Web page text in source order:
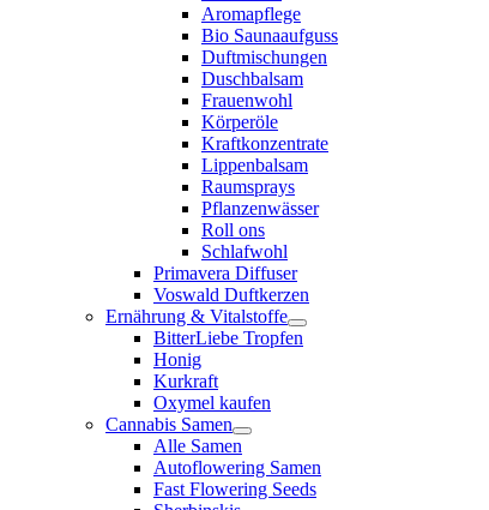
Aromapflege
Bio Saunaaufguss
Duftmischungen
Duschbalsam
Frauenwohl
Körperöle
Kraftkonzentrate
Lippenbalsam
Raumsprays
Pflanzenwässer
Roll ons
Schlafwohl
Primavera Diffuser
Voswald Duftkerzen
Ernährung & Vitalstoffe
BitterLiebe Tropfen
Honig
Kurkraft
Oxymel kaufen
Cannabis Samen
Alle Samen
Autoflowering Samen
Fast Flowering Seeds